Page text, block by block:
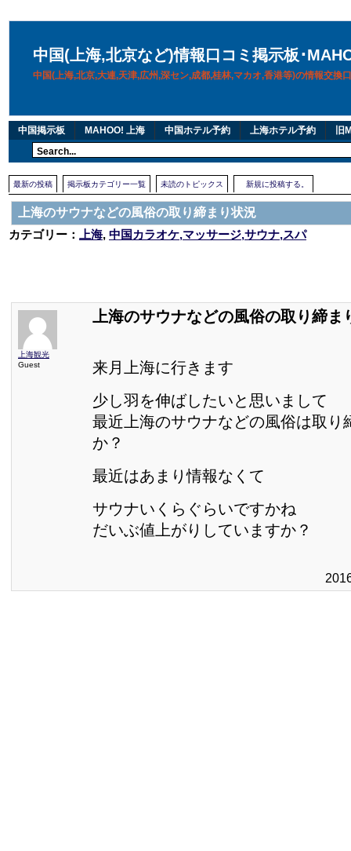
中国(上海,北京など)情報口コミ掲示板･
中国(上海,北京,大連,天津,広州,深セン,成都,桂林,マカオ,香港等)の情報交換
中国掲示板 MAHOO! 上海 中国ホテル予約 上海ホテル予約 旧
最新の投稿 掲示板カテゴリー一覧 未読のトピックス 新規に投稿する。
上海のサウナなどの風俗の取り締まり状況
カテゴリー：
上海, 中国カラオケ,マッサージ,サウナ,スパ
上海観光
Guest
上海のサウナなどの風俗の取り締ま
来月上海に行きます
少し羽を伸ばしたいと思いまして
最近上海のサウナなどの風俗は取り
か？
最近はあまり情報なくて
サウナいくらぐらいですかね
だいぶ値上がりしていますか？